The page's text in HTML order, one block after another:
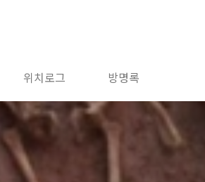
위치로그 방명록